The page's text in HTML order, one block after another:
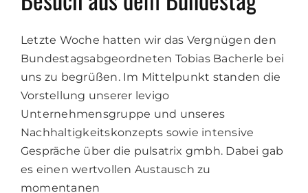
Letzte Woche hatten wir das Vergnügen den
Bundestagsabgeordneten Tobias Bacherle bei
uns zu begrüßen. Im Mittelpunkt standen die
Vorstellung unserer levigo
Unternehmensgruppe und unseres
Nachhaltigkeitskonzepts sowie intensive
Gespräche über die pulsatrix gmbh. Dabei gab
es einen wertvollen Austausch zu
momentanen